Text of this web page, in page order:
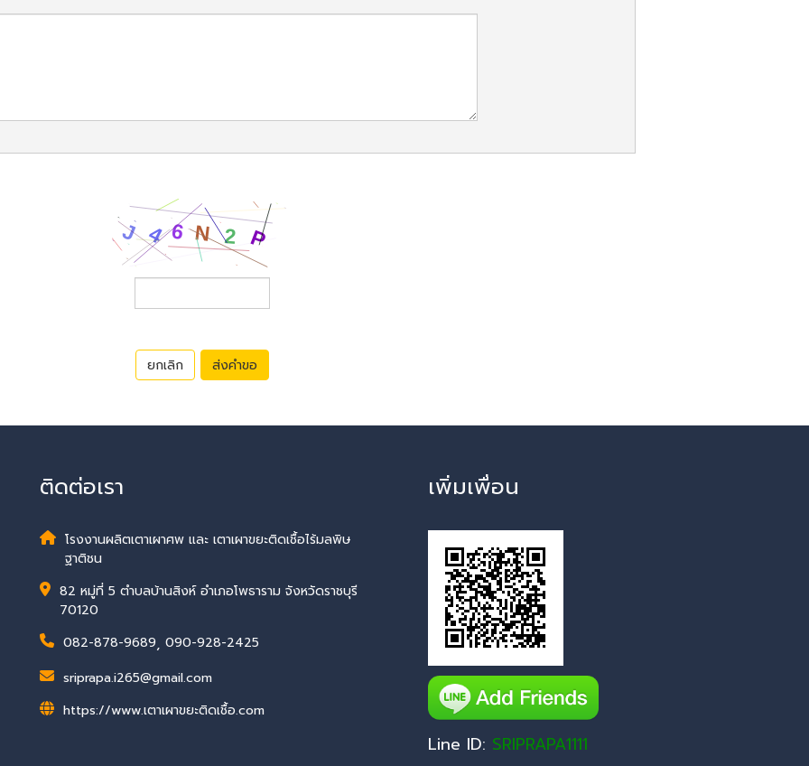
ยกเลิก ส่งคำขอ
ติดต่อเรา
โรงงานผลิตเตาเผาศพ และ เตาเผาขยะติดเชื้อไร้มลพิษ
ฐาติชน
82 หมู่ที่ 5 ตำบลบ้านสิงห์ อำเภอโพธาราม จังหวัดราชบุรี
70120
082-878-9689, 090-928-2425
sriprapa.i265@gmail.com
https://www.เตาเผาขยะติดเชื้อ.com
เพิ่มเพื่อน
Line ID: SRIPRAPA1111